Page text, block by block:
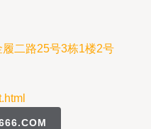
二路25号3栋1楼2号